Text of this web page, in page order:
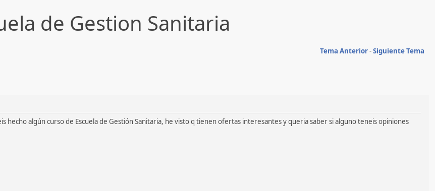
de Gestion Sanitaria
Tema Anterior-Siguiente Tema
hecho algún curso de Escuela de Gestión Sanitaria, he visto q tienen ofertas interesantes y queria saber si alguno teneis opiniones